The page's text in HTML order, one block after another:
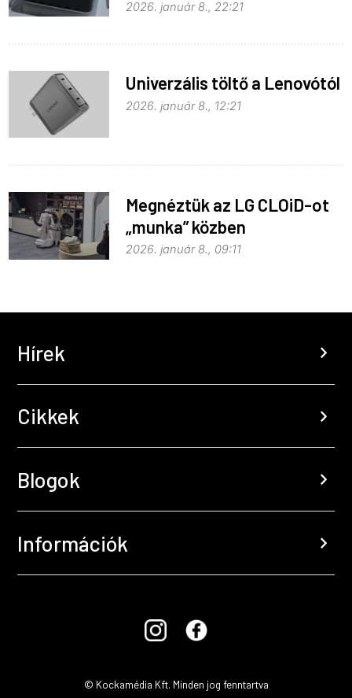
2026. január 8., 22:21
Univerzális töltő a Lenovótól
2026. január 8., 12:21
Megnéztük az LG CLOiD-ot
„munka” közben
2026. január 8., 09:11
Hírek chevron_right
Cikkek chevron_right
Blogok chevron_right
Információk chevron_right
© Kockamédia Kft. Minden jog fenntartva